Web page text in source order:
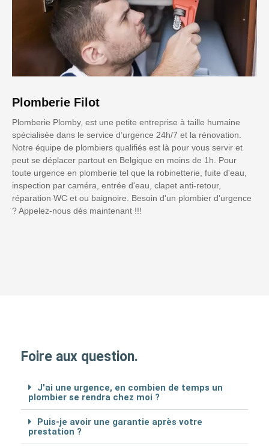
Plomberie Filot
Plomberie Plomby, est une petite entreprise à taille humaine
spécialisée dans le service d’urgence 24h/7 et la rénovation.
Notre équipe de plombiers qualifiés est là pour vous servir et
peut se déplacer partout en Belgique en moins de 1h. Pour
toute urgence en plomberie tel que la robinetterie, fuite d'eau,
inspection par caméra, entrée d'eau, clapet anti-retour,
réparation WC et ou baignoire. Besoin d'un plombier d'urgence
? Appelez-nous dès maintenant !!!
Foire aux question.
J'ai une urgence, en combien de temps un
plombier se rendra chez moi ?
Puis-je avoir une garantie après votre
prestation ?